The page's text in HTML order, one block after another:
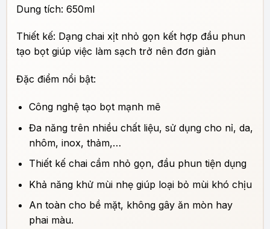
Dung tích: 650ml
Thiết kế: Dạng chai xịt nhỏ gọn kết hợp đầu phun
tạo bọt giúp việc làm sạch trở nên đơn giản
Đặc điểm nổi bật:
Công nghệ tạo bọt mạnh mẽ
Đa năng trên nhiều chất liệu, sử dụng cho nỉ, da,
nhôm, inox, thảm,…
Thiết kế chai cầm nhỏ gọn, đầu phun tiện dụng
Khả năng khử mùi nhẹ giúp loại bỏ mùi khó chịu
An toàn cho bề mặt, không gây ăn mòn hay
phai màu.